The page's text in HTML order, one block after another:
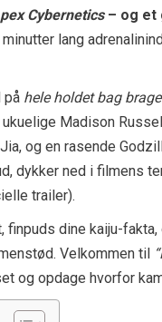
Cybernetics– og et
minutter lang
på hele holdet bag
Madison
og en rasende
dykker ned i filmens
trailer).
dine kaiju-fakta,
Velkommen til
og opdage hvorfor